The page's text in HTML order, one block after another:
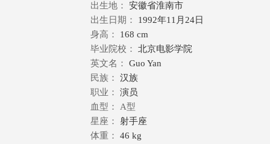
出生地：
安徽省淮南市
出生日期：
1992年11月24日
身高：
168 cm
毕业院校：
北京电影学院
英文名：
Guo Yan
民族：
汉族
职业：
演员
血型： A型
星座：
射手座
体重：
46 kg